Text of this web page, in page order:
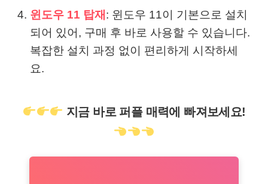
윈도우 11 탑재 : 윈도우 11이 기본으로 설치
되어 있어, 구매 후 바로 사용할 수 있습니다.
복잡한 설치 과정 없이 편리하게 시작하세
요.
지금 바로 퍼플 매력에 빠져보세요!